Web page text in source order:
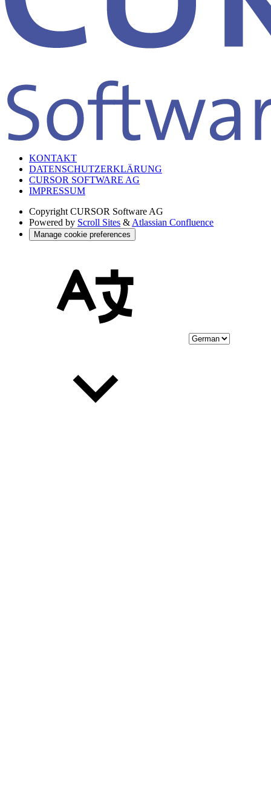
KONTAKT
DATENSCHUTZERKLÄRUNG
CURSOR SOFTWARE AG
IMPRESSUM
Copyright CURSOR Software AG
Powered by Scroll Sites &Atlassian Confluence
Manage cookie preferences